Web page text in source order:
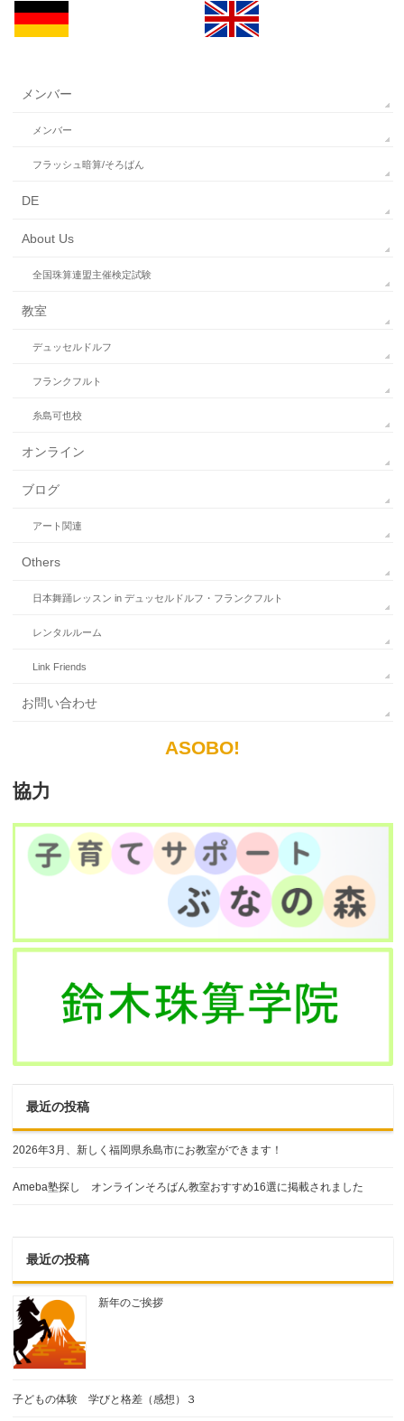
メンバー
メンバー
フラッシュ暗算/そろばん
DE
About Us
全国珠算連盟主催検定試験
教室
デュッセルドルフ
フランクフルト
糸島可也校
オンライン
ブログ
アート関連
Others
日本舞踊レッスン in デュッセルドルフ・フランクフルト
レンタルルーム
Link Friends
お問い合わせ
ASOBO!
協力
最近の投稿
2026年3月、新しく福岡県糸島市にお教室ができます！
Ameba塾探し オンラインそろばん教室おすすめ16選に掲載されました
最近の投稿
新年のご挨拶
子どもの体験 学びと格差（感想）３